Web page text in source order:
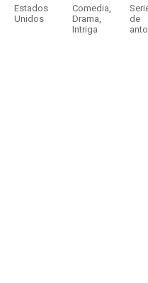
Estados
Unidos
Comedia,
Drama,
Intriga
de